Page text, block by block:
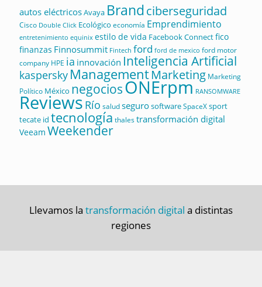
autos eléctricosAvaya Brandciberseguridad
Cisco Double Click Ecológico economía Emprendimiento
entretenimiento equinix estilo de vida Facebook Connectfico
finanzas Finnosummit Fintech ford ford de mexico ford motor
company HPE ia innovación Inteligencia Artificial
kaspersky ManagementMarketing Marketing
Político México negociosONErpm RANSOMWARE
Reviews Río saludsegurosoftwareSpaceXsport
tecate id tecnología thalestransformación digital
Veeam Weekender
Llevamos la transformación digital a distintas
regiones